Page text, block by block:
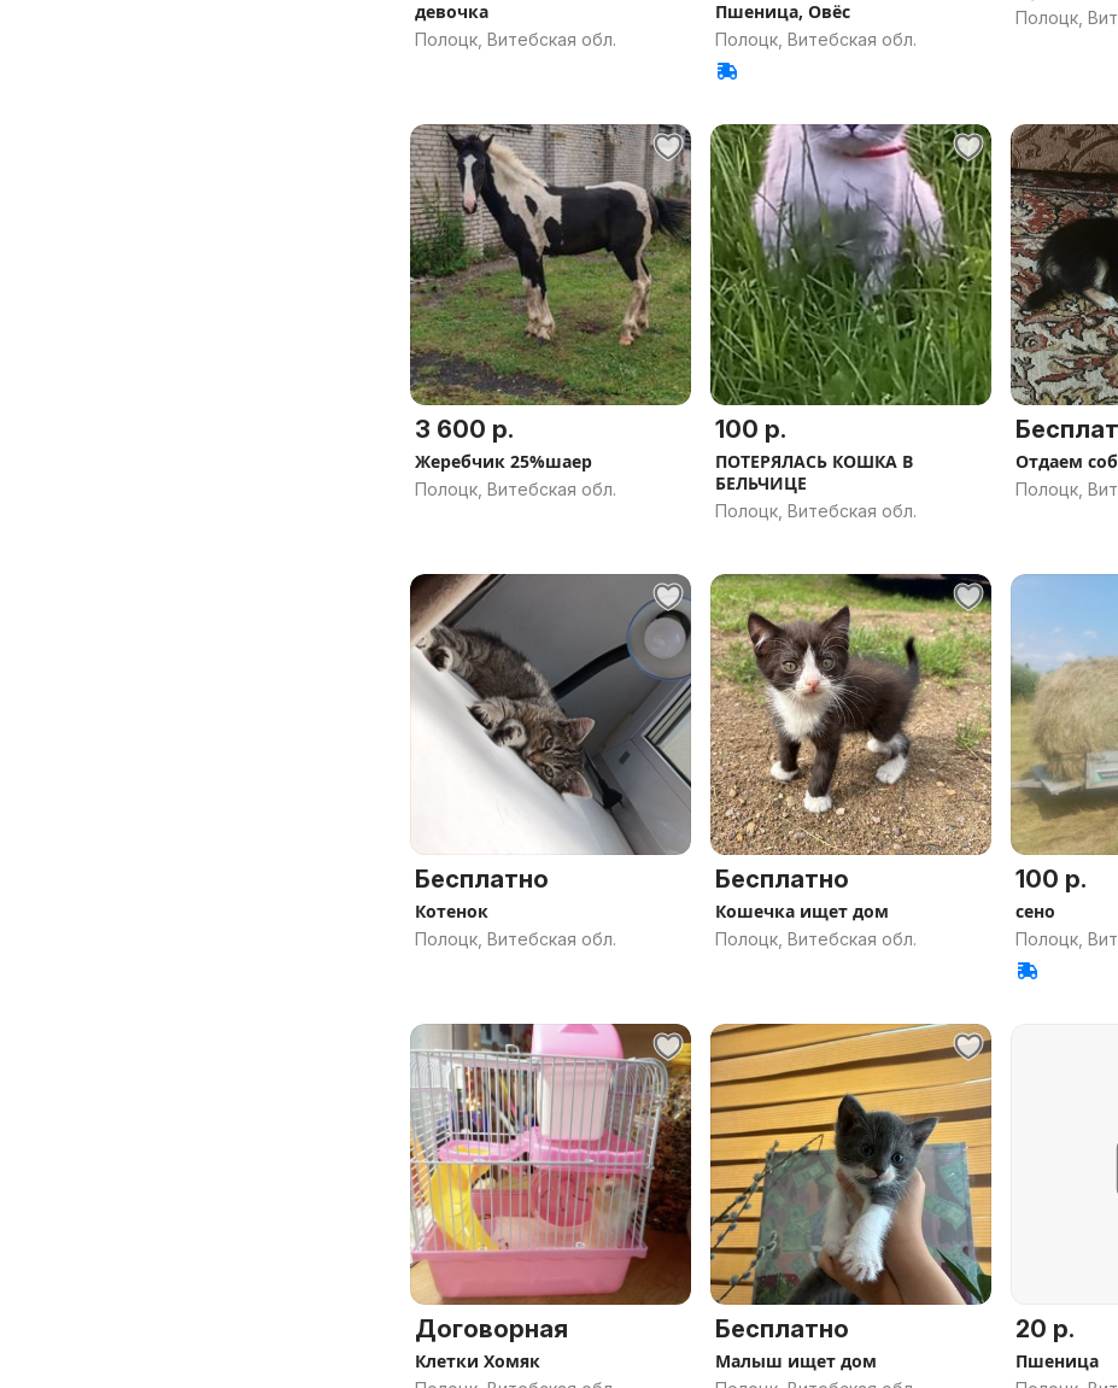
девочка
Полоцк, Витебская обл.
Пшеница, Овёс
Полоцк, Витебская обл.
Полоцк,
3 600 р.
Жеребчик 25%шаер
Полоцк, Витебская обл.
100 р.
ПОТЕРЯЛАСЬ КОШКА В
БЕЛЬЧИЦЕ
Полоцк, Витебская обл.
Отдаем
Полоцк,
Бесплатно
Котенок
Полоцк, Витебская обл.
Бесплатно
Кошечка ищет дом
Полоцк, Витебская обл.
100 р.
сено
Полоцк,
Договорная
Клетки Хомяк
Бесплатно
Малыш ищет дом
20 р.
Пшеница